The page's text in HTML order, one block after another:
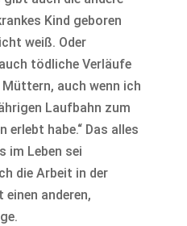
Kind geboren
weiß. Oder
tödliche Verläufe
auch wenn ich
Laufbahn zum
erlebt habe.“ Das alles
im Leben sei
die Arbeit in der
anderen,